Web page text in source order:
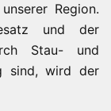
Region.
und der
Stau- und
sind, wird der